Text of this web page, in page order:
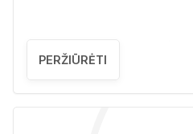
PERŽIŪRĖTI